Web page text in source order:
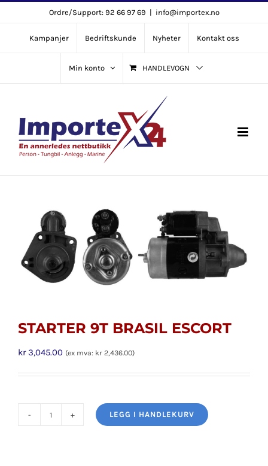
content
Ordre/Support: 92 66 97 69 | info@importex.no
Kampanjer Bedriftskunde Nyheter Kontakt oss
Min konto HANDLEVOGN
STARTER 9T BRASIL ESCORT
kr3,045.00 (ex mva: kr 2,436.00)
LEGG I HANDLEKURV